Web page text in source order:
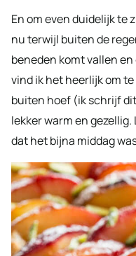
En om even duidelijk te
nu terwijl buiten de
beneden komt vallen
vind ik het heerlijk om
buiten hoef (ik schrijf
lekker warm en
dat het bijna middag